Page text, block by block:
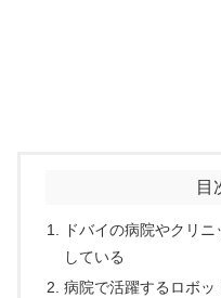
目
ドバイの病院やクリ
している
病院で活躍するロボ